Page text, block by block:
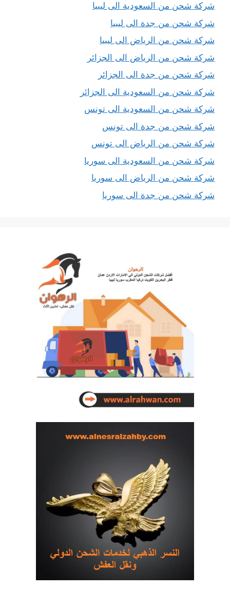
شركة شحن من السعودية الى ليبيا
شركة شحن من جدة الى ليبيا
شركة شحن من الرياض الى ليبيا
شركة شحن من الرياض الى الجزائر
شركة شحن من جدة الى الجزائر
شركة شحن من السعودية الى الجزائر
شركة شحن من السعودية الى تونس
شركة شحن من جدة الى تونس
شركة شحن من الرياض الى تونس
شركة شحن من السعودية الى سوريا
شركة شحن من الرياض الى سوريا
شركة شحن من جدة الى سوريا